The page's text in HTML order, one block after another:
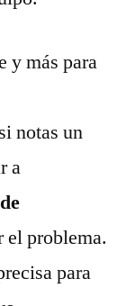
y más para
notas un
a
el problema.
para